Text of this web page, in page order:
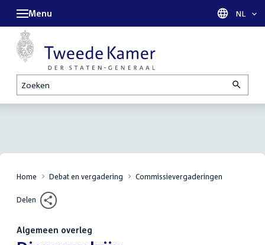
Zoeken
Menu Taal
NL
Home Debat en vergadering Commissievergaderingen
Delen
Algemeen overleg
: